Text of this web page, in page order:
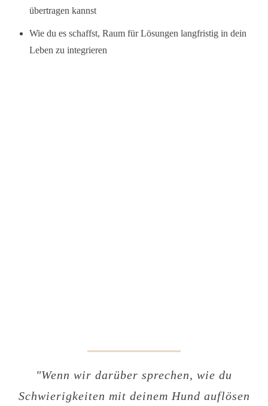
übertragen kannst
Wie du es schaffst, Raum für Lösungen langfristig in dein
Leben zu integrieren
Inhalt entsperren
"Wenn wir darüber sprechen, wie du
Schwierigkeiten mit deinem Hund auflösen